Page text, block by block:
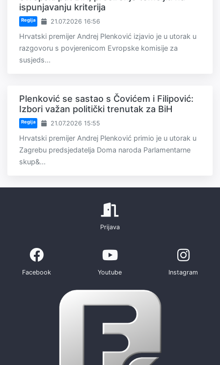
ispunjavanju kriterija
Regija 21.07.2026 16:56
Hrvatski premijer Andrej Plenković izjavio je u utorak u
razgovoru s povjerenicom Evropske komisije za
susjeds...
Plenković se sastao s Čovićem i Filipović:
Izbori važan politički trenutak za BiH
Regija 21.07.2026 15:55
Hrvatski premijer Andrej Plenković primio je u utorak u
Zagrebu predsjedatelja Doma naroda Parlamentarne
skup&...
Prijava
Facebook Youtube Instagram